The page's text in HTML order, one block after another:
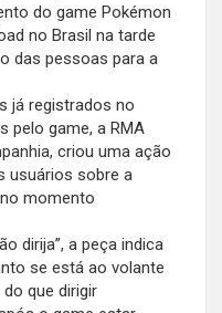
do game Pokémon
no Brasil na tarde
das pessoas para a
já registrados no
pelo game, a RMA
criou uma ação
usuários sobre a
momento
dirija”, a peça indica
se está ao volante
que dirigir